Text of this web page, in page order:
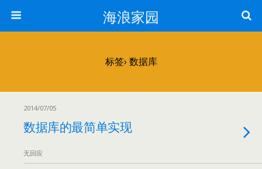
海浪家园
标签› 数据库
2014/07/05
数据库的最简单实现
无回应